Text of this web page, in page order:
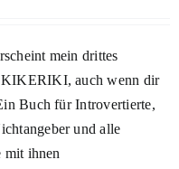
mein drittes
KIKERIKI, auch wenn dir
Buch für Introvertierte,
und alle
mit ihnen